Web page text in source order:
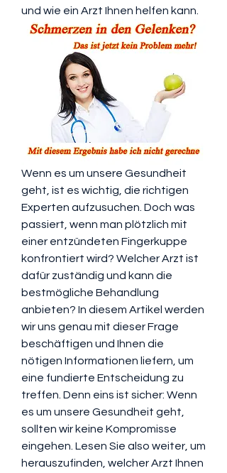
und wie ein Arzt Ihnen helfen kann.
Wenn es um unsere Gesundheit
geht, ist es wichtig, die richtigen
Experten aufzusuchen. Doch was
passiert, wenn man plötzlich mit
einer entzündeten Fingerkuppe
konfrontiert wird? Welcher Arzt ist
dafür zuständig und kann die
bestmögliche Behandlung
anbieten? In diesem Artikel werden
wir uns genau mit dieser Frage
beschäftigen und Ihnen die
nötigen Informationen liefern, um
eine fundierte Entscheidung zu
treffen. Denn eins ist sicher: Wenn
es um unsere Gesundheit geht,
sollten wir keine Kompromisse
eingehen. Lesen Sie also weiter, um
herauszufinden, welcher Arzt Ihnen